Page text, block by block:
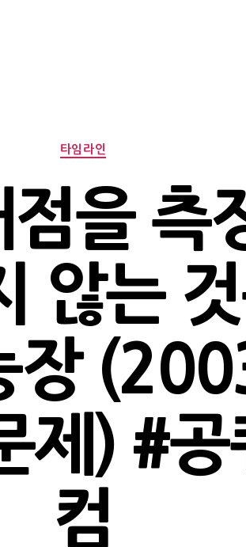
Categories
타임라인
을 측
않는
장
제) #
컴